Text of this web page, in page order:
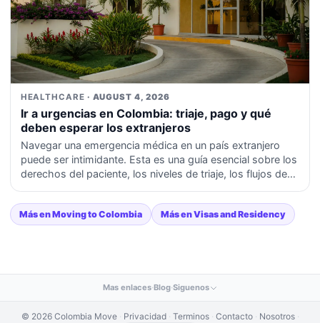
HEALTHCARE · AUGUST 4, 2026
Ir a urgencias en Colombia: triaje, pago y qué
deben esperar los extranjeros
Navegar una emergencia médica en un país extranjero
puede ser intimidante. Esta es una guía esencial sobre los
derechos del paciente, los niveles de triaje, los flujos de
pago y la documentación de seguro requerida en los
hospitales colombianos.
Más en Moving to Colombia Más en Visas and Residency
Mas enlaces·Blog·Siguenos
© 2026 Colombia Move · Privacidad · Terminos · Contacto · Nosotros ·